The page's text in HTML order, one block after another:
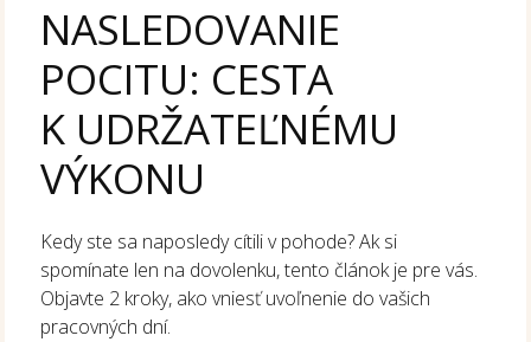
NASLEDOVANIE
POCITU: CESTA
K UDRŽATEĽNÉMU
VÝKONU
Kedy ste sa naposledy cítili v pohode? Ak si
spomínate len na dovolenku, tento článok je pre vás.
Objavte 2 kroky, ako vniesť uvoľnenie do vašich
pracovných dní.